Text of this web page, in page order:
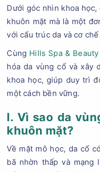
Dưới góc nhìn khoa
khuôn mặt mà là một
với cấu trúc da và cơ
Cùng Hills Spa & Beauty
hóa da vùng cổ và xây
khoa học, giúp duy trì
một cách bền vững.
I. Vì sao da
khuôn mặt?
Về mặt mô học, da cổ
bã nhờn thấp và mạng